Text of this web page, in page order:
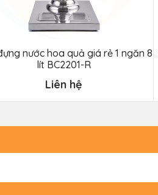
nước hoa quả giá rẻ 1 ngăn 8
lít BC2201-R
Liên hệ